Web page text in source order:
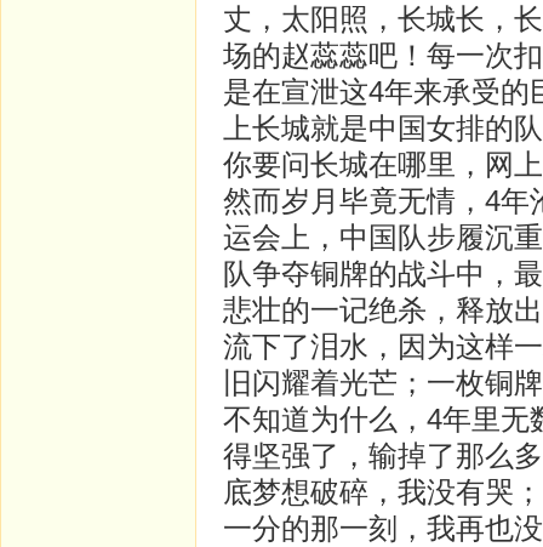
丈，太阳照，长城长，
场的赵蕊蕊吧！每一次
是在宣泄这4年来承受
上长城就是中国女排的
你要问长城在哪里，网
然而岁月毕竟无情，4年
运会上，中国队步履沉
队争夺铜牌的战斗中，
悲壮的一记绝杀，释放
流下了泪水，因为这样
旧闪耀着光芒；一枚铜
不知道为什么，4年里无
得坚强了，输掉了那么
底梦想破碎，我没有哭
一分的那一刻，我再也